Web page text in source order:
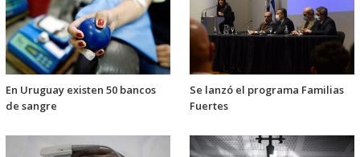
En Uruguay existen 50 bancos
de sangre
Se lanzó el programa Familias
Fuertes